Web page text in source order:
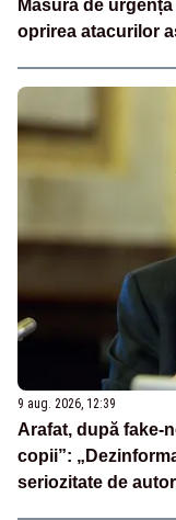
Măsură de
oprirea atacurilor
9 aug. 2026, 12:39
Arafat, după fake-
copii”:
seriozitate de